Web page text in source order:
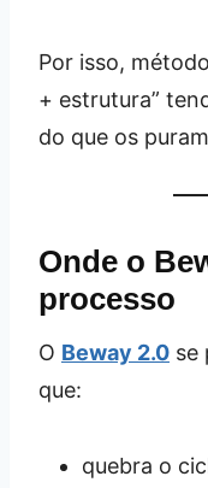
Por isso,
+ estrutura”
do que os
Onde o
processo
O Beway 2.0 se
que:
quebra o